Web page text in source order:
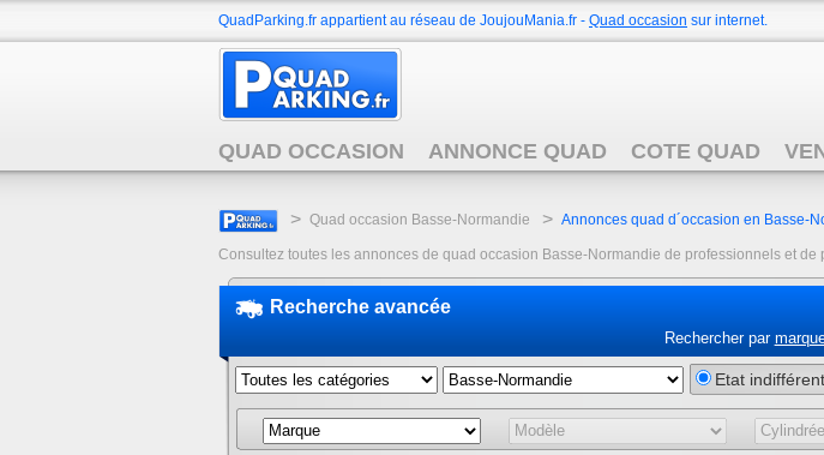
QuadParking.fr appartient au réseau de JoujouMania.fr - Quad occasion sur internet.
QUAD OCCASION ANNONCE QUAD COTE QUAD
> Quad occasion Basse-Normandie > Annonces quad d´occasion en Basse-
Consultez toutes les annonces de quad occasion Basse-Normandie de professionnels et
Recherche avancée
Rechercher par
Etat indifférent